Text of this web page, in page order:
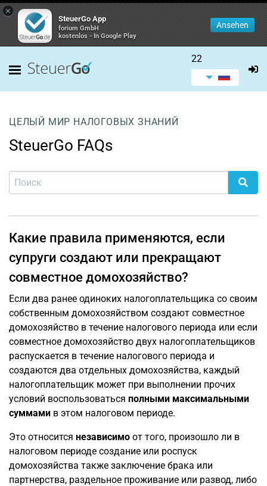
×
SteuerGo App
forium GmbH
kostenlos - In Google Play
Ansehen
22
ЦЕЛЫЙ МИР НАЛОГОВЫХ ЗНАНИЙ
SteuerGo FAQs
Какие правила применяются, если
супруги создают или прекращают
совместное домохозяйство?
Если два ранее одиноких налогоплательщика со своим
собственным домохозяйством создают совместное
домохозяйство в течение налогового периода или если
совместное домохозяйство двух налогоплательщиков
распускается в течение налогового периода и
создаются два отдельных домохозяйства, каждый
налогоплательщик может при выполнении прочих
условий воспользоваться полными максимальными
суммами в этом налоговом периоде.
Это относится независимо от того, произошло ли в
налоговом периоде создание или роспуск
домохозяйства также заключение брака или
партнерства, раздельное проживание или развод, либо